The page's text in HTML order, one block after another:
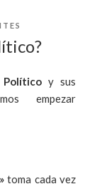
y sus
empezar
toma cada vez